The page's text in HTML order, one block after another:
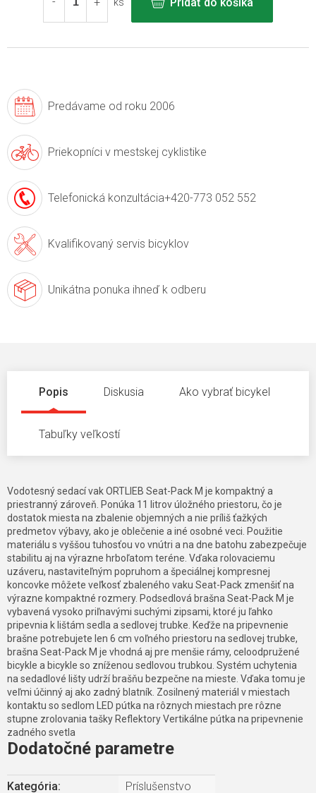
Pridať do košíka
Predávame od roku 2006
Priekopníci v mestskej cyklistike
Telefonická konzultácia+420-773 052 552
Kvalifikovaný servis bicyklov
Unikátna ponuka ihneď k odberu
Popis Diskusia Ako vybrať bicykel
Tabuľky veľkostí
Vodotesný sedací vak ORTLIEB Seat-Pack M je kompaktný a
priestranný zároveň. Ponúka 11 litrov úložného priestoru, čo je
dostatok miesta na zbalenie objemných a nie príliš ťažkých
predmetov výbavy, ako je oblečenie a iné osobné veci. Použitie
materiálu s vyššou tuhosťou vo vnútri a na dne batohu zabezpečuje
stabilitu aj na výrazne hrboľatom teréne. Vďaka rolovaciemu
uzáveru, nastaviteľným popruhom a špeciálnej kompresnej
koncovke môžete veľkosť zbaleného vaku Seat-Pack zmenšiť na
výrazne kompaktné rozmery. Podsedlová brašna Seat-Pack M je
vybavená vysoko priľnavými suchými zipsami, ktoré ju ľahko
pripevnia k lištám sedla a sedlovej trubke. Keďže na pripevnenie
brašne potrebujete len 6 cm voľného priestoru na sedlovej trubke,
brašna Seat-Pack M je vhodná aj pre menšie rámy, celoodpružené
bicykle a bicykle so zníženou sedlovou trubkou. Systém uchytenia
na sedadlové lišty udrží brašňu bezpečne na mieste. Vďaka tomu je
veľmi účinný aj ako zadný blatník. Zosilnený materiál v miestach
kontaktu so sedlom LED pútka na rôznych miestach pre rôzne
stupne zrolovania tašky Reflektory Vertikálne pútka na pripevnenie
zadného svetla
Dodatočné parametre
Kategória: Príslušenstvo